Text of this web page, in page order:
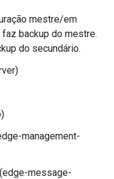
mestre/em
backup do mestre.
do secundário.
management-
message-